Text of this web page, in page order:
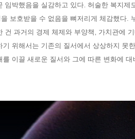
임박했음을 실감하고 있다. 허술한 복지
보호받을 수 없음을 뼈저리게 체감했다.
건 과거의 경제 체제와 부양책, 가치관에
기 위해서는 기존의 질서에서 상상하지 못
를 이끌 새로운 질서와 그에 따른 변화에